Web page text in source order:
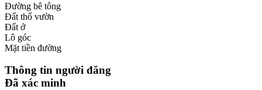
Đường bê tông
Đất thổ vườn
Đất ở
Lô góc
Mặt tiền đường
Thông tin người đăng
Đã xác minh